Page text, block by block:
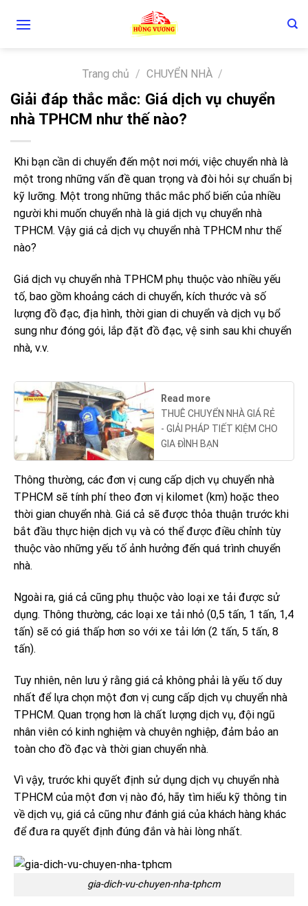
Trang chủ / CHUYỂN NHÀ /
Giải đáp thắc mắc: Giá dịch vụ chuyển
nhà TPHCM như thế nào?
Khi bạn cần di chuyển đến một nơi mới, việc chuyển nhà là
một trong những vấn đề quan trọng và đòi hỏi sự chuẩn bị
kỹ lưỡng. Một trong những thắc mắc phổ biến của nhiều
người khi muốn chuyển nhà là giá dịch vụ chuyển nhà
TPHCM. Vậy giá cả dịch vụ chuyển nhà TPHCM như thế
nào?
Giá dịch vụ chuyển nhà TPHCM phụ thuộc vào nhiều yếu
tố, bao gồm khoảng cách di chuyển, kích thước và số
lượng đồ đạc, địa hình, thời gian di chuyển và dịch vụ bổ
sung như đóng gói, lắp đặt đồ đạc, vệ sinh sau khi chuyển
nhà, v.v.
Read more
THUÊ CHUYỂN NHÀ GIÁ RẺ
- GIẢI PHÁP TIẾT KIỆM CHO
GIA ĐÌNH BẠN
Thông thường, các đơn vị cung cấp dịch vụ chuyển nhà
TPHCM sẽ tính phí theo đơn vị kilomet (km) hoặc theo
thời gian chuyển nhà. Giá cả sẽ được thỏa thuận trước khi
bắt đầu thực hiện dịch vụ và có thể được điều chỉnh tùy
thuộc vào những yếu tố ảnh hưởng đến quá trình chuyển
nhà.
Ngoài ra, giá cả cũng phụ thuộc vào loại xe tải được sử
dụng. Thông thường, các loại xe tải nhỏ (0,5 tấn, 1 tấn, 1,4
tấn) sẽ có giá thấp hơn so với xe tải lớn (2 tấn, 5 tấn, 8
tấn).
Tuy nhiên, nên lưu ý rằng giá cả không phải là yếu tố duy
nhất để lựa chọn một đơn vị cung cấp dịch vụ chuyển nhà
TPHCM. Quan trọng hơn là chất lượng dịch vụ, đội ngũ
nhân viên có kinh nghiệm và chuyên nghiệp, đảm bảo an
toàn cho đồ đạc và thời gian chuyển nhà.
Vì vậy, trước khi quyết định sử dụng dịch vụ chuyển nhà
TPHCM của một đơn vị nào đó, hãy tìm hiểu kỹ thông tin
về dịch vụ, giá cả cũng như đánh giá của khách hàng khác
để đưa ra quyết định đúng đắn và hài lòng nhất.
gia-dich-vu-chuyen-nha-tphcm